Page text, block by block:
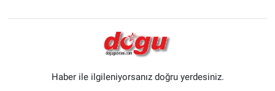
Haber ile ilgileniyorsanız doğru yerdesiniz.